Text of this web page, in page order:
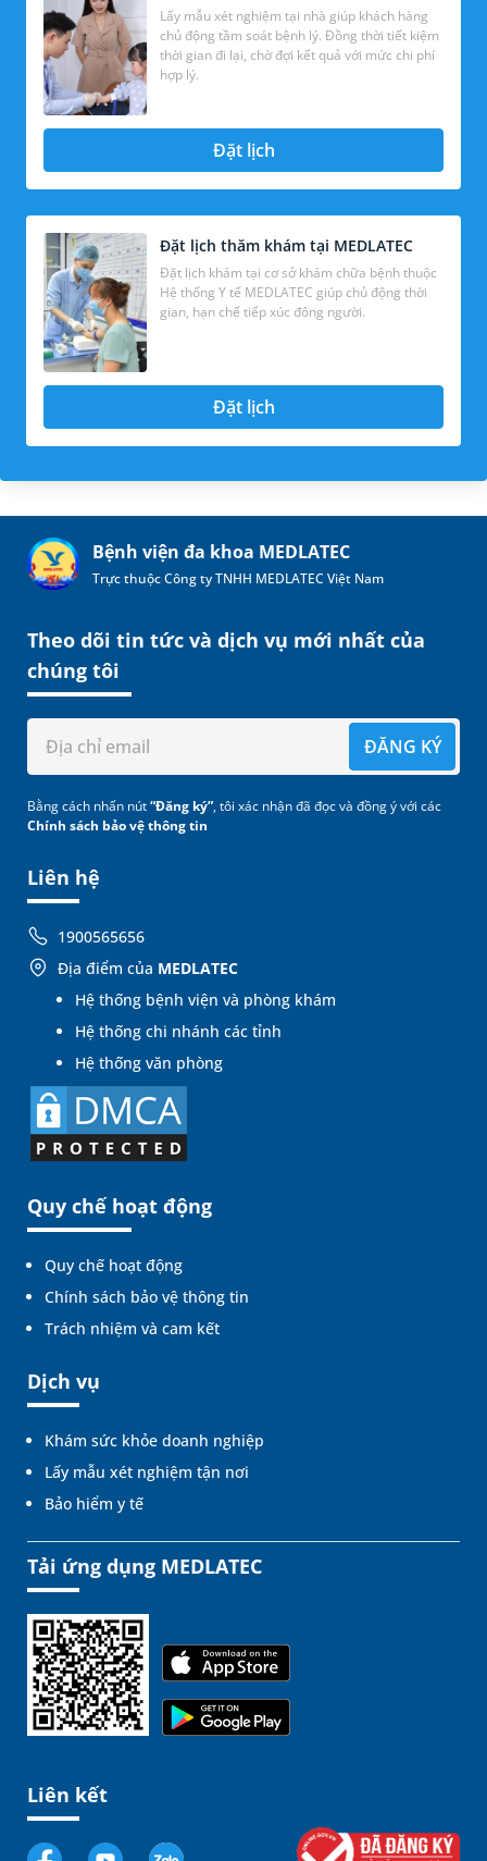
Lấy mẫu xét nghiệm tại nhà giúp khách hàng
chủ động tầm soát bệnh lý. Đồng thời tiết kiệm
thời gian đi lại, chờ đợi kết quả với mức chi phí
hợp lý.
Đặt lịch
Đặt lịch thăm khám tại MEDLATEC
Đặt lịch khám tại cơ sở khám chữa bệnh thuộc
Hệ thống Y tế MEDLATEC giúp chủ động thời
gian, hạn chế tiếp xúc đông người.
Đặt lịch
Bệnh viện đa khoa MEDLATEC
Trực thuộc Công ty TNHH MEDLATEC Việt Nam
Liên hệ
1900565656
Địa điểm của MEDLATEC
Hệ thống bệnh viện và phòng khám
Hệ thống chi nhánh các tỉnh
Hệ thống văn phòng
Quy chế hoạt động
Quy chế hoạt động
Chính sách bảo vệ thông tin
Trách nhiệm và cam kết
Dịch vụ
Khám sức khỏe doanh nghiệp
Lấy mẫu xét nghiệm tận nơi
Bảo hiểm y tế
Theo dõi tin tức và dịch vụ mới nhất của
chúng tôi
ĐĂNG KÝ
Bằng cách nhấn nút“Đăng ký”, tôi xác nhận đã đọc và đồng ý với các
Chính sách bảo vệ thông tin
Tải ứng dụng MEDLATEC
Liên kết